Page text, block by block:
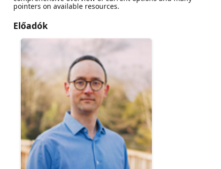
pointers on available resources.
Előadók